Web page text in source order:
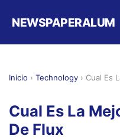
NEWSPAPERALUM
Inicio › Technology › Cual Es
Cual Es La
De Flux